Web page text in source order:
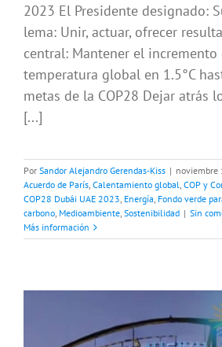
2023 El Presidente designado:
lema: Unir, actuar, ofrecer
central: Mantener el incremento
temperatura global en 1.5°C
metas de la COP28 Dejar atrás
[...]
Por Sandor Alejandro Gerendas-Kiss | noviembre
Acuerdo de París, Calentamiento global, COP y
COP28 Dubái UAE 2023, Energía, Fondo verde
carbono, Medioambiente, Sostenibilidad | Sin
Más información